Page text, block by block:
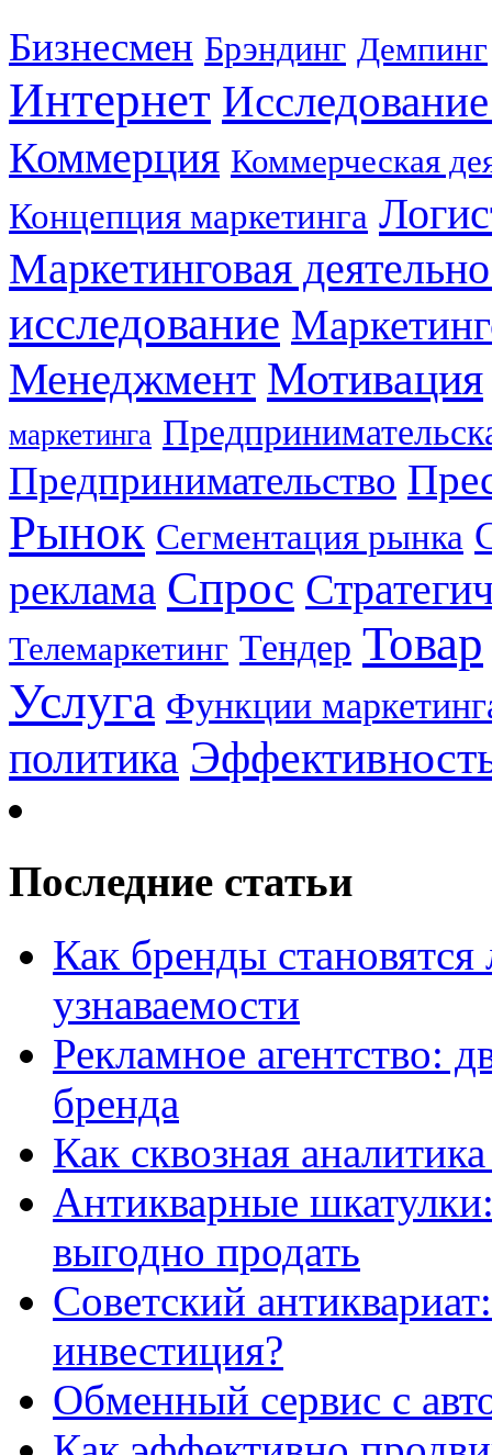
Бизнесмен Брэндинг Демпинг
Интернет
Коммерция Коммерческая
Концепция маркетинга
Маркетинговая
исследование
Менеджмент Мотивация
маркетинга
Предпринимательство
Рынок Сегментация рынка
реклама Спрос
Телемаркетинг Тендер Товар
Услуга Функции
политика
Последние статьи
Как бренды
узнаваемости
Рекламное агентство:
бренда
Как сквозная
Антикварные
выгодно продать
Советский
инвестиция?
Обменный сервис с